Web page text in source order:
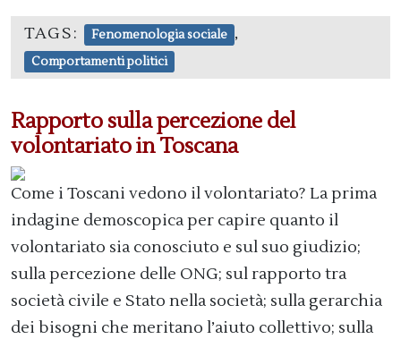
TAGS: Fenomenologia sociale ,
Comportamenti politici
Rapporto sulla percezione del
volontariato in Toscana
Come i Toscani vedono il volontariato? La prima
indagine demoscopica per capire quanto il
volontariato sia conosciuto e sul suo giudizio;
sulla percezione delle ONG; sul rapporto tra
società civile e Stato nella società; sulla gerarchia
dei bisogni che meritano l’aiuto collettivo; sulla